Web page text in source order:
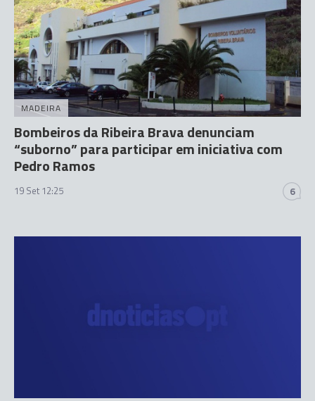
MADEIRA
Bombeiros da Ribeira Brava denunciam
“suborno” para participar em iniciativa com
Pedro Ramos
19 Set 12:25 6